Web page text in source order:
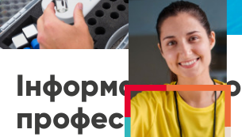
Інформація про
професію